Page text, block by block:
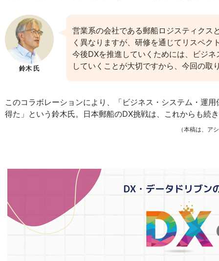
鈴木 氏
営業系の会社である郵船ロジスティク
く異なりますが、研修を通じてリスペ
今後DXを推進していくためには、ビジ
していくことが大切ですから、今回の取
このコラボレーションにより、「ビジネス・システム・運
得た」という鈴木氏。日本郵船のDX挑戦は、これからも続
（本稿は、ア